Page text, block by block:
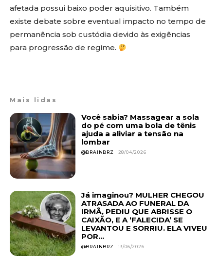
afetada possui baixo poder aquisitivo. Também
existe debate sobre eventual impacto no tempo de
permanência sob custódia devido às exigências
para progressão de regime.
Mais lidas
Você sabia? Massagear a sola
do pé com uma bola de tênis
ajuda a aliviar a tensão na
lombar
@BRAINBRZ 28/04/2026
Já imaginou? MULHER CHEGOU
ATRASADA AO FUNERAL DA
IRMÃ, PEDIU QUE ABRISSE O
CAIXÃO, E A ‘FALECIDA’ SE
LEVANTOU E SORRIU. ELA VIVEU
POR...
@BRAINBRZ 13/06/2026